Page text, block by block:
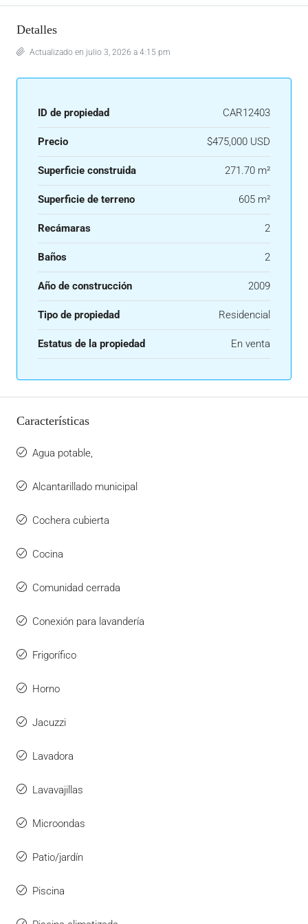
Detalles
Actualizado en julio 3, 2026 a 4:15 pm
ID de propiedad CAR12403
Precio $475,000 USD
Superficie construida 271.70 m²
Superficie de terreno 605 m²
Recámaras 2
Baños 2
Año de construcción 2009
Tipo de propiedad Residencial
Estatus de la propiedad En venta
Características
Agua potable,
Alcantarillado municipal
Cochera cubierta
Cocina
Comunidad cerrada
Conexión para lavandería
Frigorífico
Horno
Jacuzzi
Lavadora
Lavavajillas
Microondas
Patio/jardín
Piscina